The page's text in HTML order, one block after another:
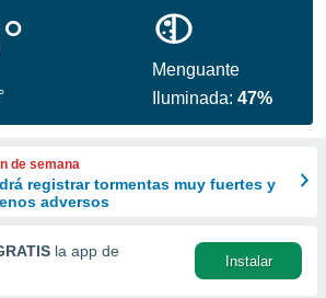
Menguante
Iluminada:47%
de semana
registrar tormentas muy fuertes y
adversos
la app de
Instalar